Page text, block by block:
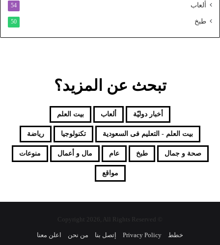
ألعاب 54
طبخ 50
تبحث عن المزيد؟
أخبار دوليّة ألعاب بيت العلم
بيت العلم - التعليم فى السعودية تكنولوجيا رياضة
صحة و جمال طبخ عام مال و أعمال منوعات
مواقع
خطط Privacy Policy إتصل بنا من نحن اعلن معنا